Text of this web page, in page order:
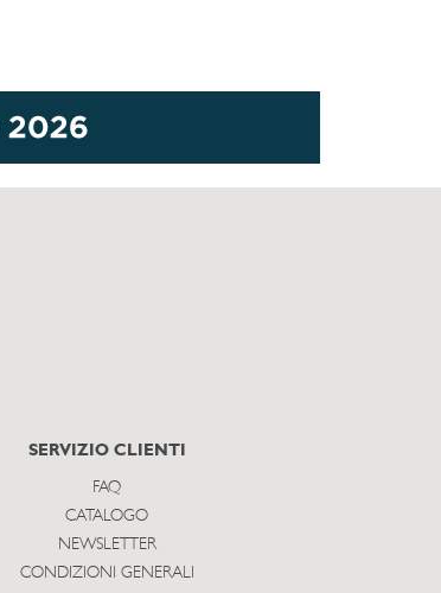
SERVIZIO CLIENTI
FAQ
CATALOGO
NEWSLETTER
CONDIZIONI GENERALI